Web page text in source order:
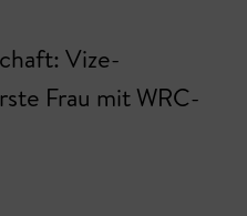
Vize-
Frau mit WRC-